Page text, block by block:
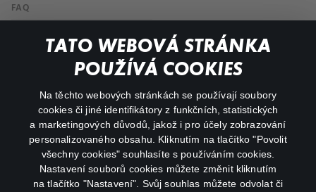
TATO WEBOVÁ STRÁNKA
POUŽÍVÁ COOKIES
Na těchto webových stránkách se používají soubory
cookies či jiné identifikátory z funkčních, statistických
a marketingových důvodů, jakož i pro účely zobrazování
personalizovaného obsahu. Kliknutím na tlačítko "Povolit
všechny cookies" souhlasíte s používáním cookies.
Nastavení souborů cookies můžete změnit kliknutím
na tlačítko "Nastavení". Svůj souhlas můžete odvolat či
FAQ
My profile
facebookinstagram
youtube